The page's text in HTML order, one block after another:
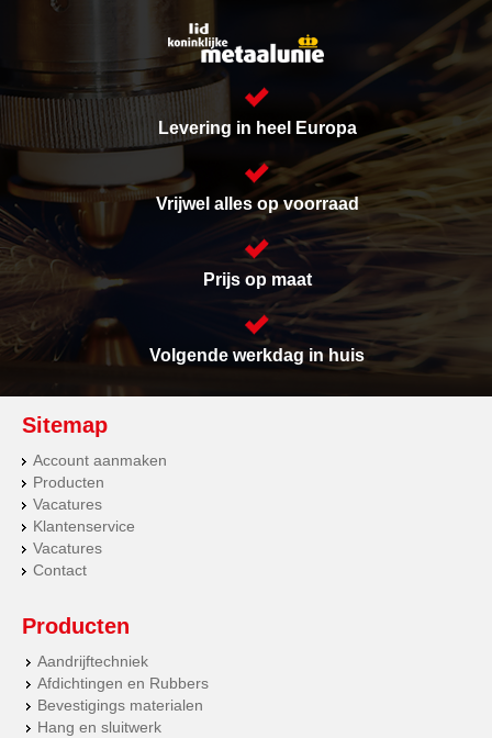
Levering in heel Europa
Vrijwel alles op voorraad
Prijs op maat
Volgende werkdag in huis
Sitemap
Account aanmaken
Producten
Vacatures
Klantenservice
Vacatures
Contact
Producten
Aandrijftechniek
Afdichtingen en Rubbers
Bevestigings materialen
Hang en sluitwerk